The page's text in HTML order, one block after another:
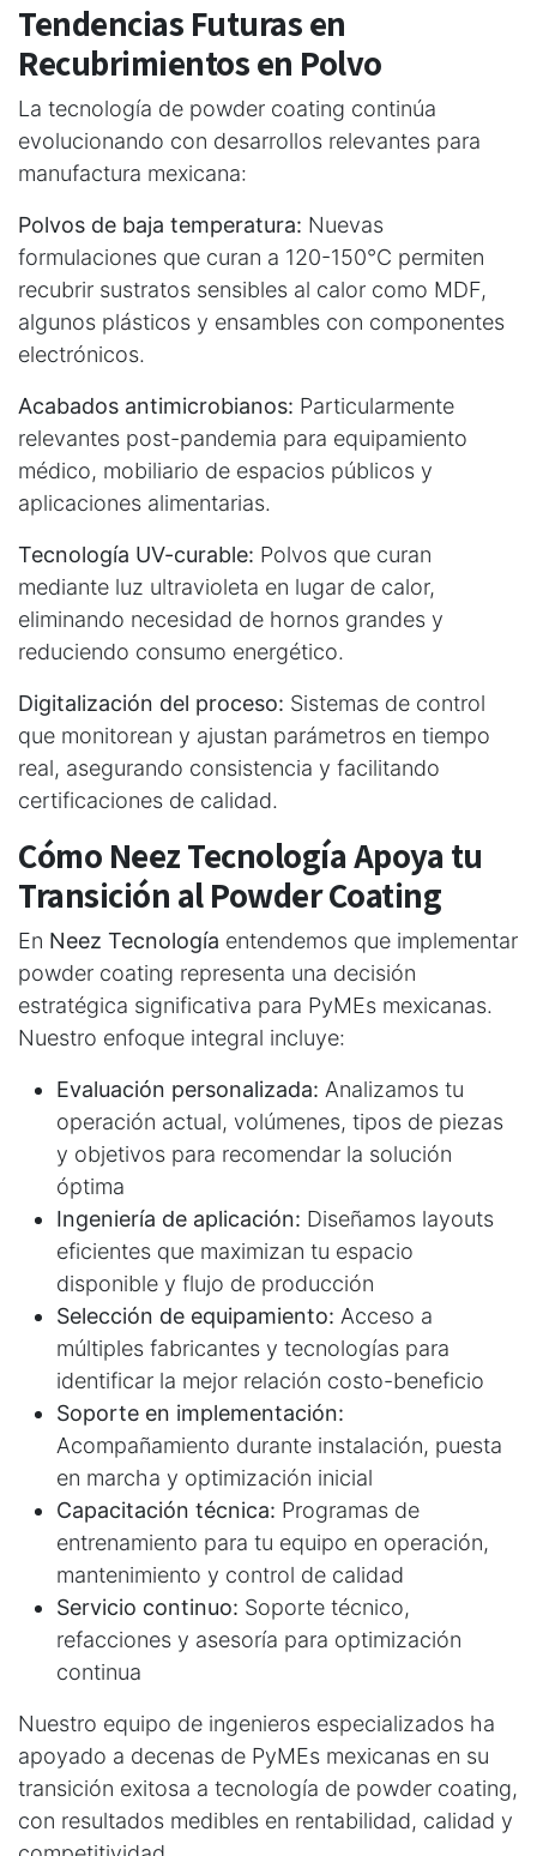
Tendencias Futuras en
Recubrimientos en Polvo
La tecnología de powder coating continúa
evolucionando con desarrollos relevantes para
manufactura mexicana:
Polvos de baja temperatura: Nuevas
formulaciones que curan a 120-150°C permiten
recubrir sustratos sensibles al calor como MDF,
algunos plásticos y ensambles con componentes
electrónicos.
Acabados antimicrobianos: Particularmente
relevantes post-pandemia para equipamiento
médico, mobiliario de espacios públicos y
aplicaciones alimentarias.
Tecnología UV-curable: Polvos que curan
mediante luz ultravioleta en lugar de calor,
eliminando necesidad de hornos grandes y
reduciendo consumo energético.
Digitalización del proceso: Sistemas de control
que monitorean y ajustan parámetros en tiempo
real, asegurando consistencia y facilitando
certificaciones de calidad.
Cómo Neez Tecnología Apoya tu
Transición al Powder Coating
En Neez Tecnología entendemos que implementar
powder coating representa una decisión
estratégica significativa para PyMEs mexicanas.
Nuestro enfoque integral incluye:
Evaluación personalizada: Analizamos tu
operación actual, volúmenes, tipos de piezas
y objetivos para recomendar la solución
óptima
Ingeniería de aplicación: Diseñamos layouts
eficientes que maximizan tu espacio
disponible y flujo de producción
Selección de equipamiento: Acceso a
múltiples fabricantes y tecnologías para
identificar la mejor relación costo-beneficio
Soporte en implementación:
Acompañamiento durante instalación, puesta
en marcha y optimización inicial
Capacitación técnica: Programas de
entrenamiento para tu equipo en operación,
mantenimiento y control de calidad
Servicio continuo: Soporte técnico,
refacciones y asesoría para optimización
continua
Nuestro equipo de ingenieros especializados ha
apoyado a decenas de PyMEs mexicanas en su
transición exitosa a tecnología de powder coating,
con resultados medibles en rentabilidad, calidad y